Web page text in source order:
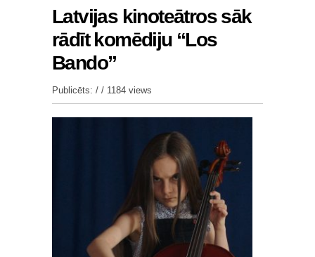
Latvijas kinoteātros sāk
rādīt komēdiju “Los
Bando”
Publicēts: / / 1184 views